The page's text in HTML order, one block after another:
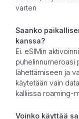
varten
Saanko
kanssa?
Ei. eSIMin
puhelinnumeroasi
lähettämiseen ja
käytetään vain
kalliissa roaming-
Voinko käyttää